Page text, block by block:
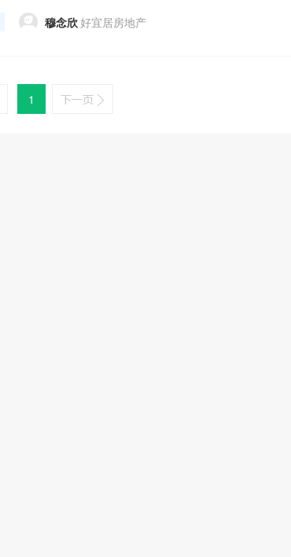
穆念欣好宜居房地产
1